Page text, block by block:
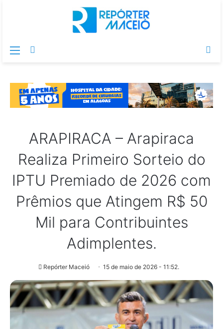
Menu
ARAPIRACA – Arapiraca
Realiza Primeiro Sorteio do
IPTU Premiado de 2026 com
Prêmios que Atingem R$ 50
Mil para Contribuintes
Adimplentes.
Repórter Maceió 15 de maio de 2026 - 11:52.